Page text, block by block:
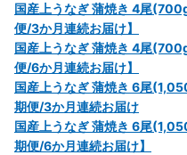
国産上うなぎ 蒲焼き 4尾
便/3か月連続お届け】
国産上うなぎ 蒲焼き 4尾
便/6か月連続お届け】
国産上うなぎ 蒲焼き 6尾
期便/3か月連続お届け
国産上うなぎ 蒲焼き 6尾
期便/6か月連続お届け】